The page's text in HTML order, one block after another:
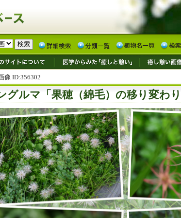
像 ID:356302
グルマ「果穂（綿毛）の移り変わ